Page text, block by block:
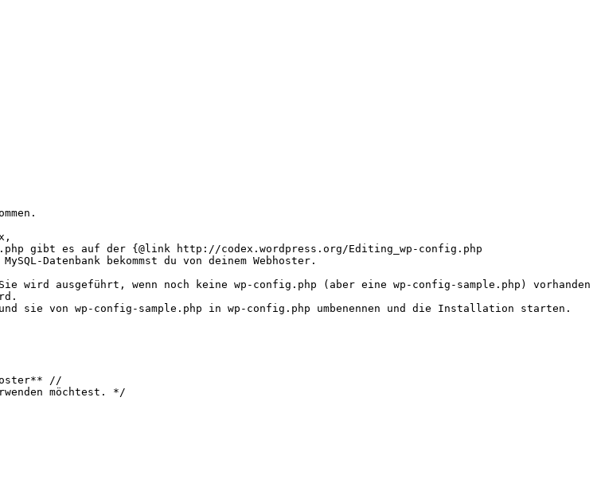
gibt es auf der {@link http://codex.wordpress.org/Editing_wp-config.php
Datenbank bekommst du von deinem Webhoster.
wird ausgeführt, wenn noch keine wp-config.php (aber eine wp-config-sample.php) vorhanden
sie von wp-config-sample.php in wp-config.php umbenennen und die Installation starten.
//
möchtest. */